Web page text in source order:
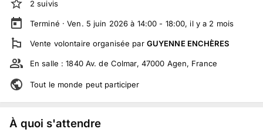
2 suivis
Terminé ·Ven. 5 juin 2026 à 14:00 - 18:00, il y a 2 mois
Vente volontaire organisée par GUYENNE ENCHÈRES
En salle :1840 Av. de Colmar, 47000 Agen, France
Tout le monde peut participer
À quoi s'attendre